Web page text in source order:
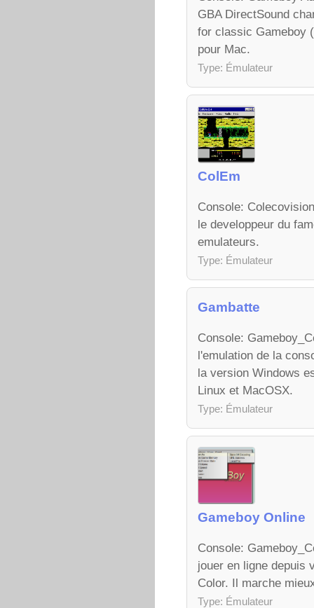
GBA DirectSound
for classic Gameboy
pour Mac.
Type: Émulateur
ColEm
Console:
le developpeur du
emulateurs.
Type: Émulateur
Gambatte
Console:
l'emulation de la
la version Windows
Linux et MacOSX.
Type: Émulateur
Gameboy Online
Console:
jouer en ligne depuis
Color. Il marche
Type: Émulateur